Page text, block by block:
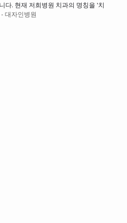
다. 현재 저희병원 치과의 명칭을 '치
- 대자인병원